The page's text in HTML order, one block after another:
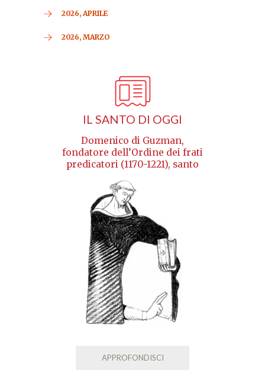
2026, APRILE
2026, MARZO
IL SANTO DI OGGI
Domenico di Guzman,
fondatore dell’Ordine dei frati
predicatori (1170-1221), santo
APPROFONDISCI